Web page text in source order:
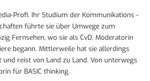
Profi. Ihr Studium der Kommunikations -
führte sie über Umwege zum
Fernsehen, wo sie als CvD, Moderatorin
begann. Mittlerweile hat sie allerdings
und reist von Land zu Land. Von unterwegs
für BASIC thinking.